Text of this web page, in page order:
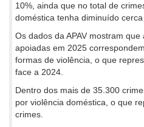
10%, ainda que no total de
doméstica tenha diminuído cerca
Os dados da APAV mostram
apoiadas em 2025
formas de violência, o que
face a 2024.
Dentro dos mais de 35.300
por violência doméstica, o que
crimes.